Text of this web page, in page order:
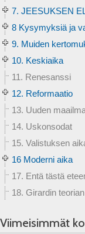
7. JEESUKSEN
8 Kysymyksiä ja
9. Muiden
10. Keskiaika
11. Renesanssi
12. Reformaatio
13. Uuden
14. Uskonsodat
15. Valistuksen
16 Moderni aika
17. Entä tästä
18. Girardin
Viimeisimmät